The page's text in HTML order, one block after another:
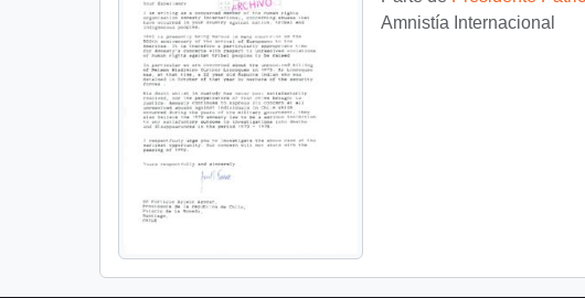
Amnistía Internacional